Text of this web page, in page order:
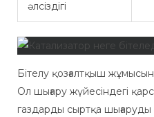
әлсіздігі
Бітелу қозғалтқыш
Ол шығару жүйесіндегі
газдарды сыртқа